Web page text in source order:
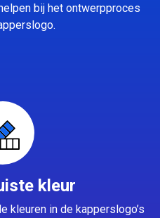
bij het ontwerpproces
kleur
kleuren in de kapperslogo’s